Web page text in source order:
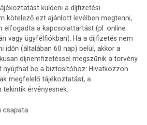
küldeni a díjfizetési
kötelező ezt ajánlott levélben megtenni,
elfogadta a kapcsolattartást (pl. online
vagy ügyfélfiókban). Ha a díjfizetés nem
időn (általában 60 nap) belül, akkor a
díjnemfizetéssel megszűnik a törvény
nyújthat be a biztosítóhoz: Hivatkozzon
megfelelő tájékoztatást, a
érvényesnek.
csapata